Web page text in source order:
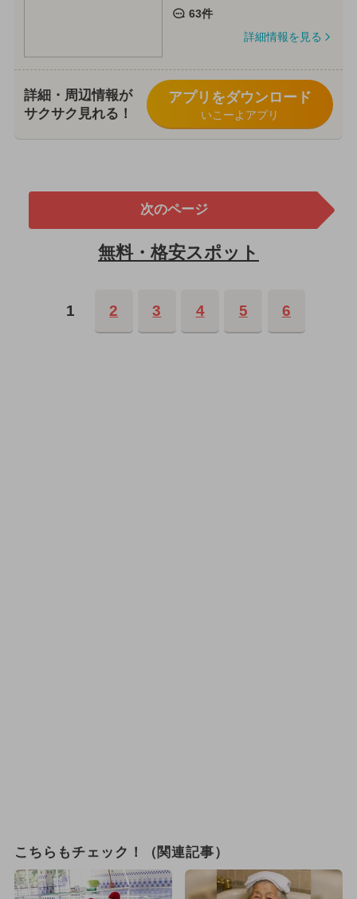
63件
詳細情報を見る
詳細・周辺情報が
サクサク見れる！
アプリをダウンロード
いこーよアプリ
次のページ
無料・格安スポット
1 2 3 4 5 6
こちらもチェック！（関連記事）